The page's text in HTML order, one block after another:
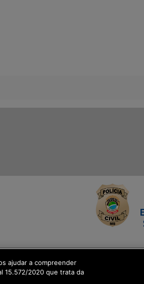
ajudar a compreender
15.572/2020 que trata da